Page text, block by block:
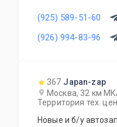
(925) 589-51-60
(926) 994-83-96
367 Japan-zap
Москва, 32 км
Территория тех.
Новые и б/у